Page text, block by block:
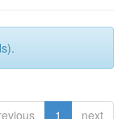
1 next